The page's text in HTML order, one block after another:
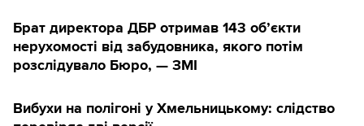
Брат директора ДБР отримав 143 обʼєкти
нерухомості від забудовника, якого потім
розслідувало Бюро, — ЗМІ
Вибухи на полігоні у Хмельницькому: слідство